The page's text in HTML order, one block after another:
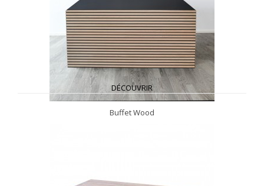
DÉCOUVRIR
Buffet Wood